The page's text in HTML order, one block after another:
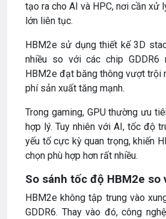
tạo ra cho AI và HPC, nơi cần xử
lớn liên tục.
HBM2e sử dụng thiết kế 3D
nhiều so với các chip GDDR6
HBM2e đạt băng thông vượt trội
phí sản xuất tăng mạnh.
Trong gaming, GPU thường ưu
hợp lý. Tuy nhiên với AI, tốc độ
yếu tố cực kỳ quan trọng, khiến
chọn phù hợp hơn rất nhiều.
So sánh tốc độ HBM2e so
HBM2e không tập trung vào
GDDR6. Thay vào đó, công